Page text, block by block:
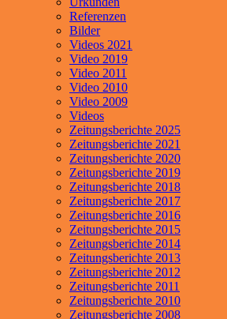
Referenzen
Bilder
Videos 2021
Video 2019
Video 2011
Video 2010
Video 2009
Videos
Zeitungsberichte 2025
Zeitungsberichte 2021
Zeitungsberichte 2020
Zeitungsberichte 2019
Zeitungsberichte 2018
Zeitungsberichte 2017
Zeitungsberichte 2016
Zeitungsberichte 2015
Zeitungsberichte 2014
Zeitungsberichte 2013
Zeitungsberichte 2012
Zeitungsberichte 2011
Zeitungsberichte 2010
Zeitungsberichte 2008